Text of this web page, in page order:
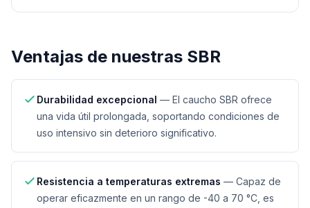
Ventajas de nuestras SBR
Durabilidad excepcional — El caucho SBR ofrece
una vida útil prolongada, soportando condiciones de
uso intensivo sin deterioro significativo.
Resistencia a temperaturas extremas — Capaz de
operar eficazmente en un rango de -40 a 70 °C, es